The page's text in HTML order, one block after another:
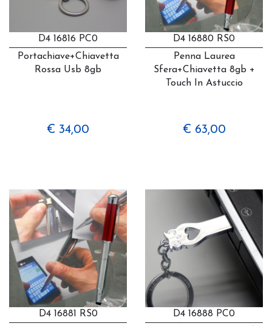
D4 16816 PC0
Portachiave+chiavetta
Rossa Usb 8gb
€ 34,00
D4 16880 RS0
Penna Laurea
Sfera+chiavetta 8gb +
Touch In Astuccio
€ 63,00
D4 16881 RS0
D4 16888 PC0